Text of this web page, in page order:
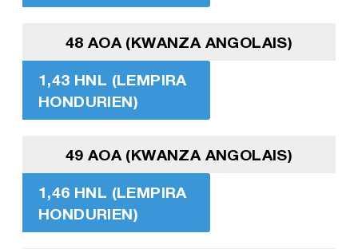
48 AOA (KWANZA ANGOLAIS)
1,43 HNL (LEMPIRA
HONDURIEN)
49 AOA (KWANZA ANGOLAIS)
1,46 HNL (LEMPIRA
HONDURIEN)